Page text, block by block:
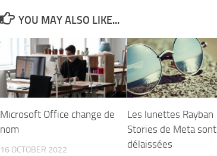
YOU MAY ALSO LIKE...
Microsoft Office change de
nom
16 OCTOBER 2022
Les lunettes Rayban
Stories de Meta sont
délaissées